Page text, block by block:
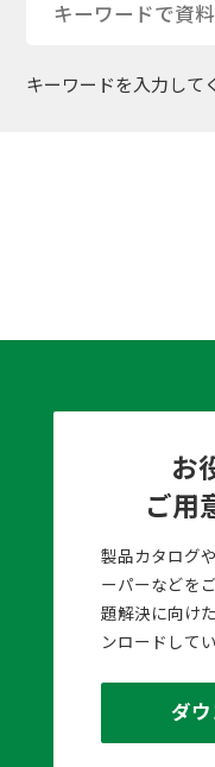
キーワードを入力して
お
ご用
製品カタログ
ーパーなどを
題解決に向け
ンロードして
ダ